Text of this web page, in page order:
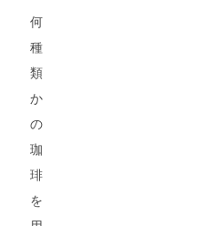
何
種
類
か
の
珈
琲
を